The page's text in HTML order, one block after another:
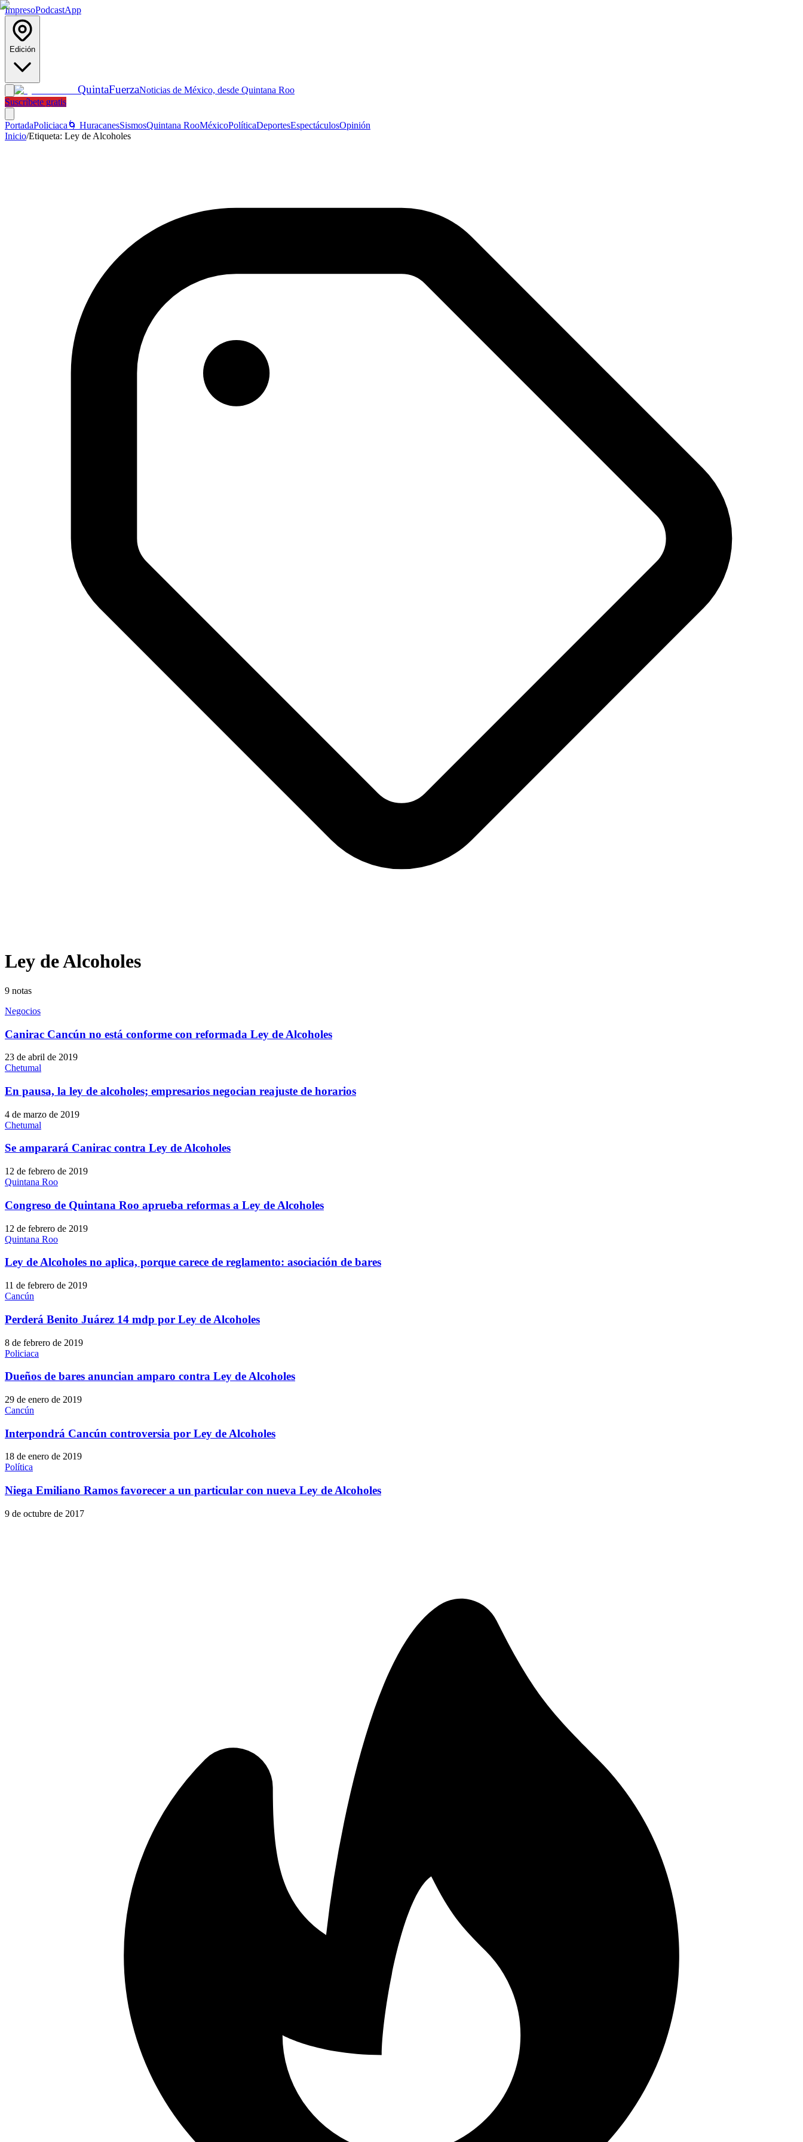
ImpresoPodcastApp
Edición
QuintaFuerzaNoticias de México, desde Quintana Roo
Suscríbete gratis
PortadaPoliciaca 🌀 HuracanesSismosQuintana RooMéxicoPolíticaDeportesEspectáculosOpinión
Inicio/Etiqueta: Ley de Alcoholes
Ley de Alcoholes
9 notas
Negocios
Canirac Cancún no está conforme con reformada Ley de Alcoholes
23 de abril de 2019
Chetumal
En pausa, la ley de alcoholes; empresarios negocian reajuste de horarios
4 de marzo de 2019
Chetumal
Se amparará Canirac contra Ley de Alcoholes
12 de febrero de 2019
Quintana Roo
Congreso de Quintana Roo aprueba reformas a Ley de Alcoholes
12 de febrero de 2019
Quintana Roo
Ley de Alcoholes no aplica, porque carece de reglamento: asociación de bares
11 de febrero de 2019
Cancún
Perderá Benito Juárez 14 mdp por Ley de Alcoholes
8 de febrero de 2019
Policiaca
Dueños de bares anuncian amparo contra Ley de Alcoholes
29 de enero de 2019
Cancún
Interpondrá Cancún controversia por Ley de Alcoholes
18 de enero de 2019
Política
Niega Emiliano Ramos favorecer a un particular con nueva Ley de Alcoholes
9 de octubre de 2017